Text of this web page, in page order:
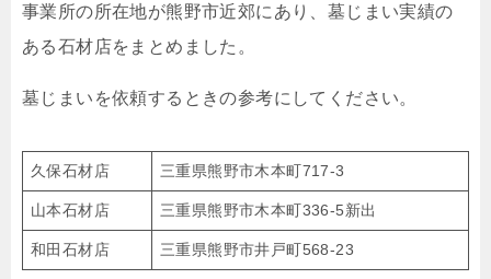
事業所の所在地が熊野市近郊にあり、墓じまい実績の
ある石材店をまとめました。
墓じまいを依頼するときの参考にしてください。
久保石材店 三重県熊野市木本町717-3
山本石材店 三重県熊野市木本町336-5新出
和田石材店 三重県熊野市井戸町568-23